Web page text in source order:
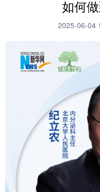
财经
科技
视频
法律 中央文
食品 人居
乡村振
城市 旅游
如何
2025-06-04